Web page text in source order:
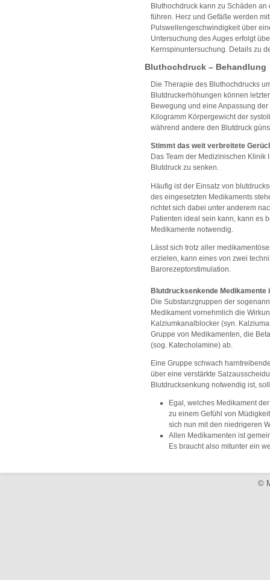
Bluthochdruck kann zu Schäden
führen. Herz und Gefäße werden
Pulswellengeschwindigkeit über
Untersuchung des Auges erfolgt
Kernspinuntersuchung. Details zu
Bluthochdruck – Behandlung
Die Therapie des Bluthochdrucks
Blutdruckerhöhungen können
Bewegung und eine Anpassung
Kilogramm Körpergewicht der
während andere den Blutdruck
Stimmt das weit verbreitete
Das Team der Medizinischen
Blutdruck zu senken.
Häufig ist der Einsatz von
des eingesetzten Medikaments
richtet sich dabei unter anderem
Patienten ideal sein kann, kann es
Medikamente notwendig.
Lässt sich trotz aller
erzielen, kann eines von zwei
Barorezeptorstimulation.
Blutdrucksenkende Medikamente
Die Substanzgruppen der
Medikament vornehmlich die
Kalziumkanalblocker (syn.
Gruppe von Medikamenten, die
(sog. Katecholamine) ab.
Eine Gruppe schwach
über eine verstärkte
Blutdrucksenkung notwendig ist,
Egal, welches Medikament
zu einem Gefühl von
sich nun mit den niedrigeren
Allen Medikamenten ist
Es braucht also mitunter ein
©